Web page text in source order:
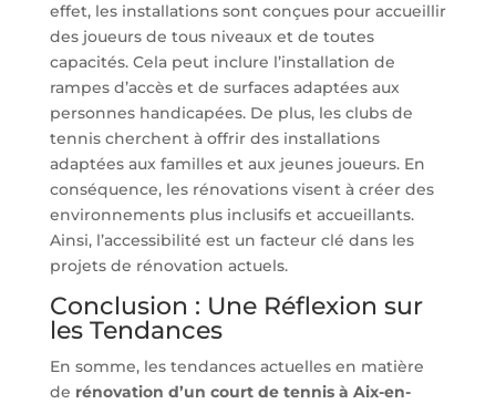
effet, les installations sont conçues pour accueillir
des joueurs de tous niveaux et de toutes
capacités. Cela peut inclure l’installation de
rampes d’accès et de surfaces adaptées aux
personnes handicapées. De plus, les clubs de
tennis cherchent à offrir des installations
adaptées aux familles et aux jeunes joueurs. En
conséquence, les rénovations visent à créer des
environnements plus inclusifs et accueillants.
Ainsi, l’accessibilité est un facteur clé dans les
projets de rénovation actuels.
Conclusion : Une Réflexion sur
les Tendances
En somme, les tendances actuelles en matière
de rénovation d’un court de tennis à Aix-en-